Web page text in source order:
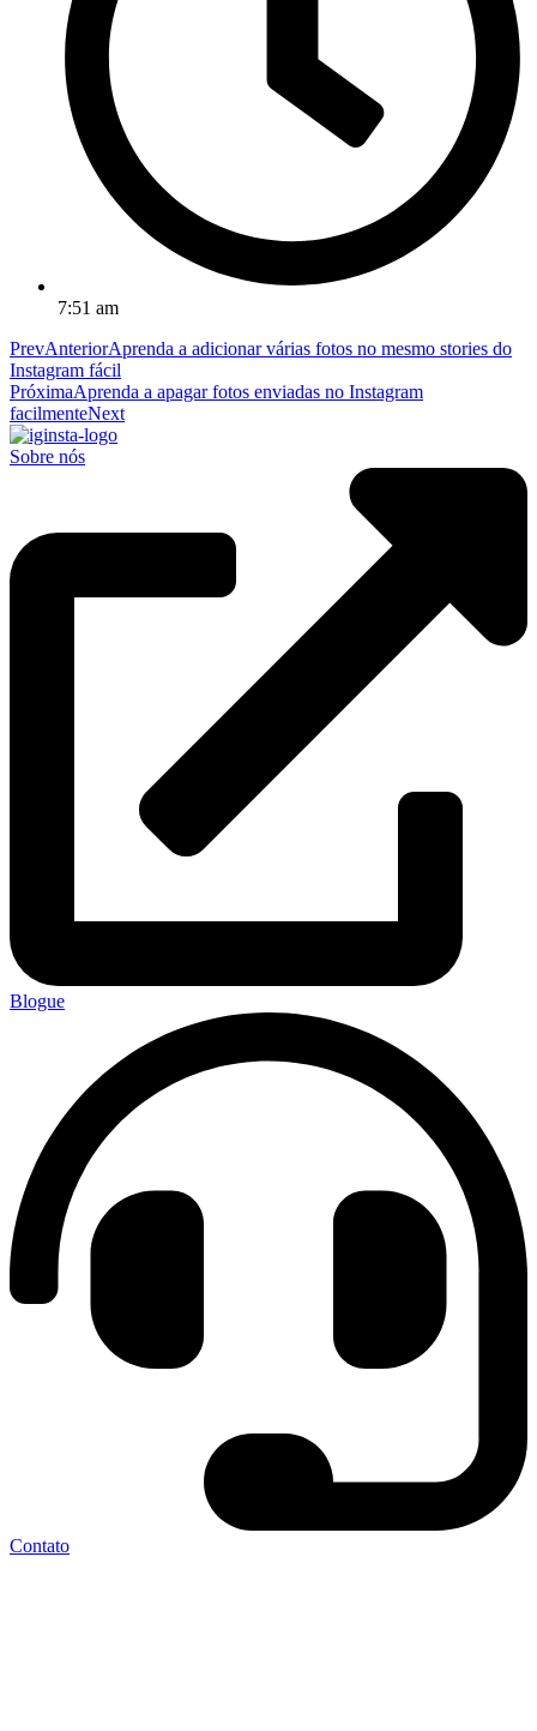
7:51 am
PrevAnteriorAprenda a adicionar várias fotos no mesmo stories do
Instagram fácil
PróximaAprenda a apagar fotos enviadas no Instagram
facilmenteNext
Sobre nós
Blogue
Contato